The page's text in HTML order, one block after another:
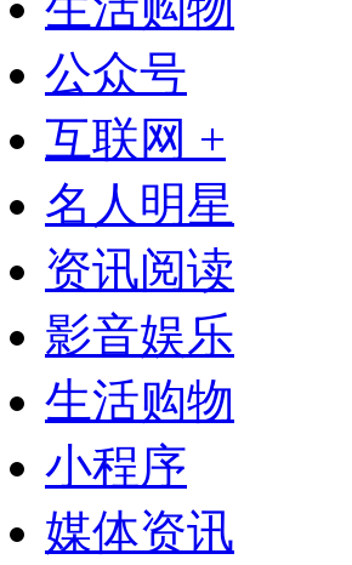
公众号
互联网 +
名人明星
资讯阅读
影音娱乐
生活购物
小程序
媒体资讯